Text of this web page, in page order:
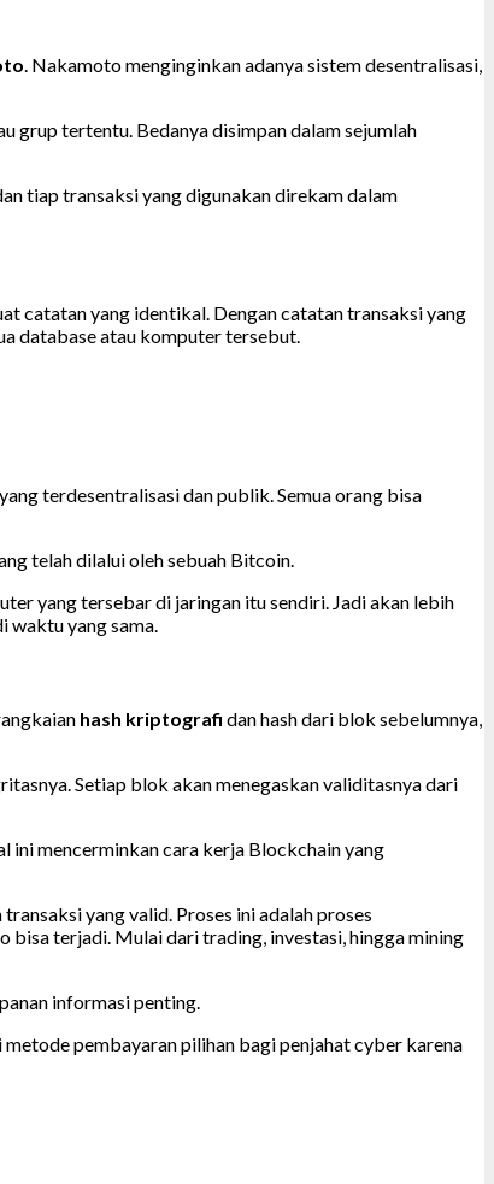
. Nakamoto menginginkan adanya sistem desentralisasi,
grup tertentu. Bedanya disimpan dalam sejumlah
tiap transaksi yang digunakan direkam dalam
catatan yang identikal. Dengan catatan transaksi yang
database atau komputer tersebut.
terdesentralisasi dan publik. Semua orang bisa
telah dilalui oleh sebuah Bitcoin.
yang tersebar di jaringan itu sendiri. Jadi akan lebih
yang sama.
hash kriptografi dan hash dari blok sebelumnya,
Setiap blok akan menegaskan validitasnya dari
ini mencerminkan cara kerja Blockchain yang
yang valid. Proses ini adalah proses
bisa terjadi. Mulai dari trading, investasi, hingga mining
informasi penting.
pembayaran pilihan bagi penjahat cyber karena